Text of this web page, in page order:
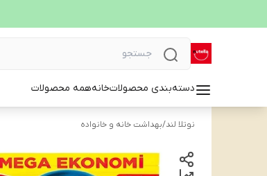
دسته‌بندی محصولاتخانههمه محصولات
نوتلا لند/بهداشت خانه و خانواده